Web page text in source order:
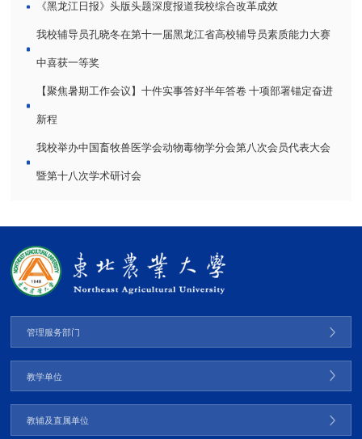
《黑龙江日报》头版头题深度报道我校综合改革成效
我校辅导员孔晓冬在第十一届黑龙江省高校辅导员素质能力大赛
中喜获一等奖
【聚焦暑期工作会议】十件实事答好半年答卷 十项部署锚定奋进
新程
我校举办中国畜牧兽医学会动物毒物学分会第八次会员代表大会
暨第十八次学术研讨会
管理服务部门
教学单位
教辅及直属单位